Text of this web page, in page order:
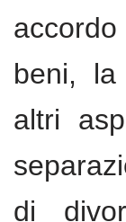
beni,
altri
di